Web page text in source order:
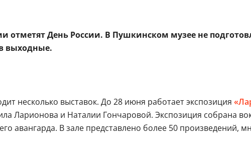
отметят День России. В Пушкинском музее не
выходные.
несколько выставок. До 28 июня работает экспозиция
Ларионова и Наталии Гончаровой. Экспозиция собрана
авангарда. В зале представлено более 50 произведений,